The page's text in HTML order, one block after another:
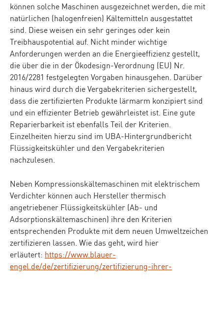
können solche Maschinen ausgezeichnet werden, die mit
natürlichen (halogenfreien) Kältemitteln ausgestattet
sind. Diese weisen ein sehr geringes oder kein
Treibhauspotential auf. Nicht minder wichtige
Anforderungen werden an die Energieeffizienz gestellt,
die über die in der Ökodesign-Verordnung (EU) Nr.
2016/2281 festgelegten Vorgaben hinausgehen. Darüber
hinaus wird durch die Vergabekriterien sichergestellt,
dass die zertifizierten Produkte lärmarm konzipiert sind
und ein effizienter Betrieb gewährleistet ist. Eine gute
Reparierbarkeit ist ebenfalls Teil der Kriterien.
Einzelheiten hierzu sind im UBA-Hintergrundbericht
Flüssigkeitskühler und den Vergabekriterien
nachzulesen.
Neben Kompressionskältemaschinen mit elektrischem
Verdichter können auch Hersteller thermisch
angetriebener Flüssigkeitskühler (Ab- und
Adsorptionskältemaschinen) ihre den Kriterien
entsprechenden Produkte mit dem neuen Umweltzeichen
zertifizieren lassen. Wie das geht, wird hier
erläutert: https://www.blauer-
engel.de/de/zertifizierung/zertifizierung-ihrer-